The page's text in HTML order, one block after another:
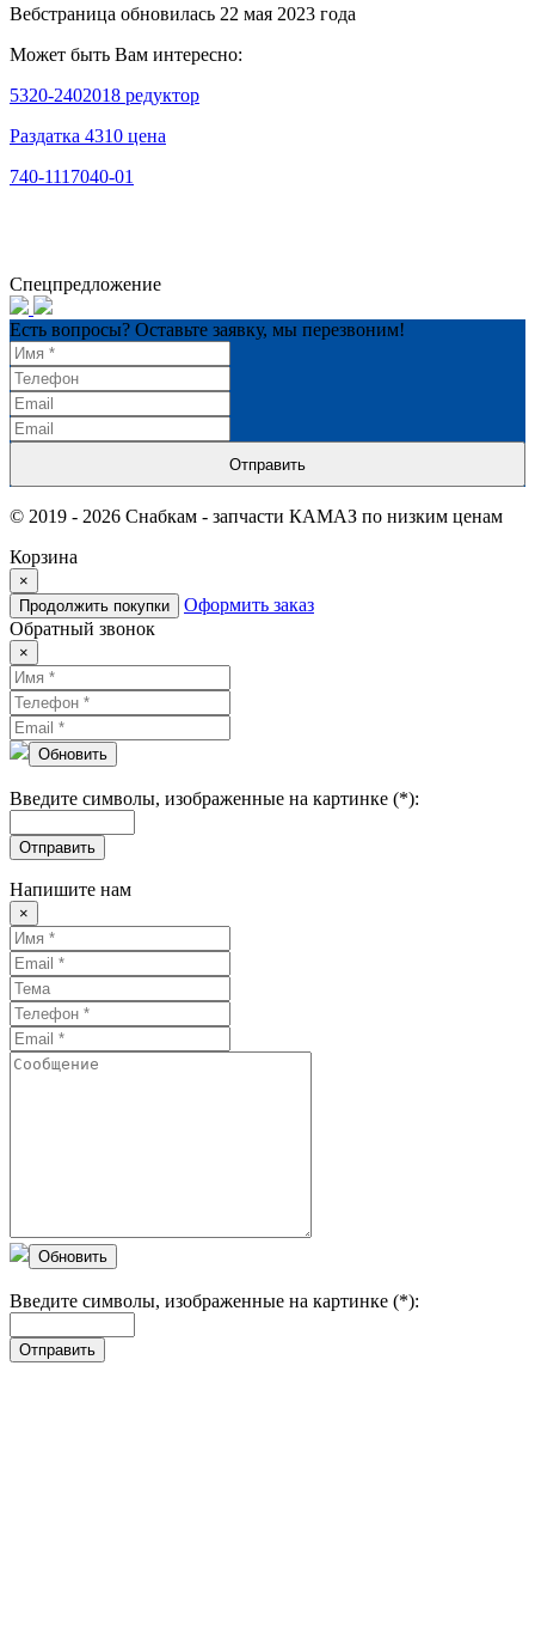
Вебстраница обновилась 22 мая 2023 года
Может быть Вам интересно:
5320-2402018 редуктор
Раздатка 4310 цена
740-1117040-01
Спецпредложение
Есть вопросы? Оставьте заявку, мы перезвоним!
Отправить
© 2019 - 2026 Снабкам - запчасти КАМАЗ по низким ценам
Корзина
×
Продолжить покупки
Оформить заказ
Обратный звонок
×
Обновить
Введите символы, изображенные на картинке (*):
Отправить
Напишите нам
×
Обновить
Введите символы, изображенные на картинке (*):
Отправить